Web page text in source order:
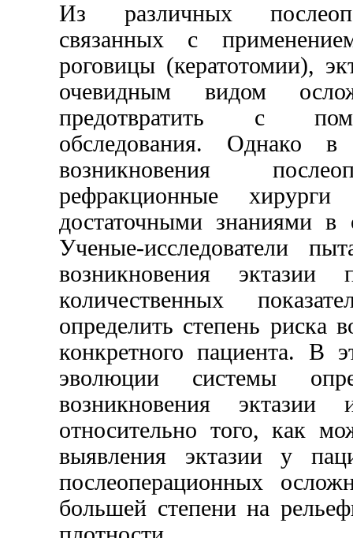
Из различных
связанных с
роговицы (кератотомии),
очевидным видом
предотвратить с
обследования. Однако
возникновения
рефракционные
достаточными знаниями в
Ученые-исследователи
возникновения эктазии
количественных
определить степень риска
конкретного пациента. В
эволюции системы
возникновения
относительно того, как
выявления эктазии у
послеоперационных
большей степени на